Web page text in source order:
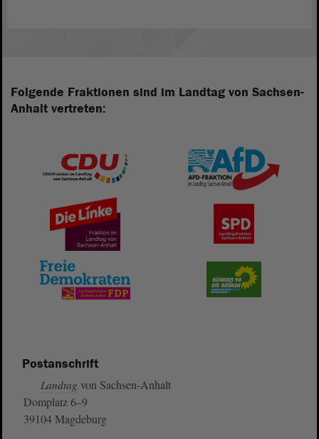
Folgende Fraktionen sind im Landtag von Sachsen-
Anhalt vertreten:
Postanschrift
Landtag von Sachsen-Anhalt
Domplatz 6–9
39104 Magdeburg